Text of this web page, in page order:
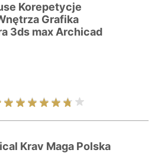
Korepetycje
Grafika
3ds max Archicad
Krav Maga Polska